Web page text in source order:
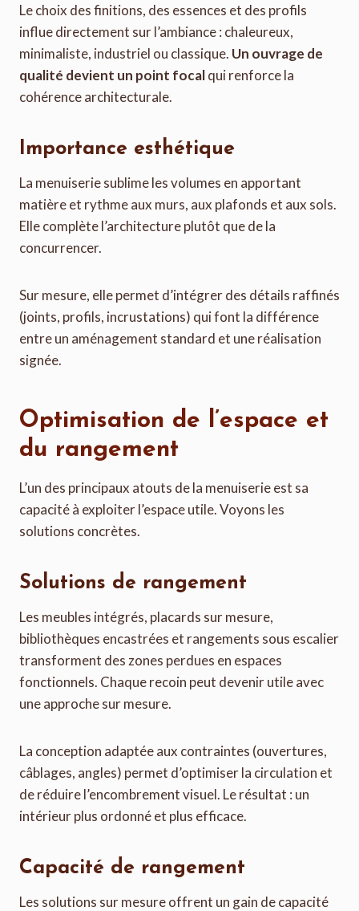
Le choix des finitions, des essences et des profils
influe directement sur l’ambiance : chaleureux,
minimaliste, industriel ou classique. Un ouvrage de
qualité devient un point focalqui renforce la
cohérence architecturale.
Importance esthétique
La menuiserie sublime les volumes en apportant
matière et rythme aux murs, aux plafonds et aux sols.
Elle complète l’architecture plutôt que de la
concurrencer.
Sur mesure, elle permet d’intégrer des détails raffinés
(joints, profils, incrustations) qui font la différence
entre un aménagement standard et une réalisation
signée.
Optimisation de l’espace et
du rangement
L’un des principaux atouts de la menuiserie est sa
capacité à exploiter l’espace utile. Voyons les
solutions concrètes.
Solutions de rangement
Les meubles intégrés, placards sur mesure,
bibliothèques encastrées et rangements sous escalier
transforment des zones perdues en espaces
fonctionnels. Chaque recoin peut devenir utile avec
une approche sur mesure.
La conception adaptée aux contraintes (ouvertures,
câblages, angles) permet d’optimiser la circulation et
de réduire l’encombrement visuel. Le résultat : un
intérieur plus ordonné et plus efficace.
Capacité de rangement
Les solutions sur mesure offrent un gain de capacité